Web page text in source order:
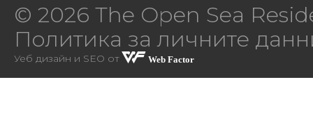
© 2026 The Open Sea
Политика за личните
Уеб дизайн и SEO от